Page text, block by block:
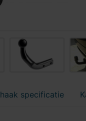
specificatie